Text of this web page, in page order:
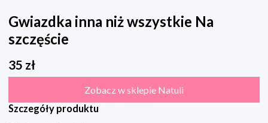
Gwiazdka inna niż wszystkie Na
szczęście
35 zł
Zobacz w sklepie Natuli
Szczegóły produktu